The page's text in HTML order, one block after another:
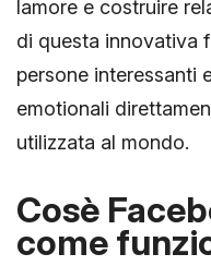
lamore e costruire
di questa innovativa
persone interessanti
emotionali
utilizzata al mondo.
Cosè
come